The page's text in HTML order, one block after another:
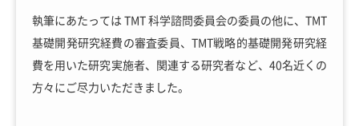
執筆にあたっては TMT 科学諮問委員会の委員の他に、TMT
基礎開発研究経費の審査委員、TMT戦略的基礎開発研究経
費を用いた研究実施者、関連する研究者など、40名近くの
方々にご尽力いただきました。